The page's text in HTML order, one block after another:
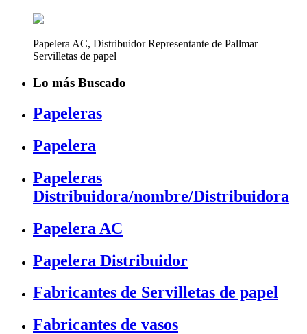
Papelera AC, Distribuidor Representante de Pallmar
Servilletas de papel
Lo más Buscado
Papeleras
Papelera
Papeleras
Distribuidora/nombre/Distribuidora
Papelera AC
Papelera Distribuidor
Fabricantes de Servilletas de papel
Fabricantes de vasos